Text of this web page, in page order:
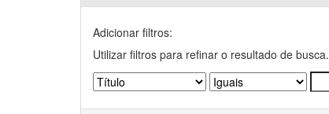
Adicionar filtros:
Utilizar filtros para refinar o resultado de busca.